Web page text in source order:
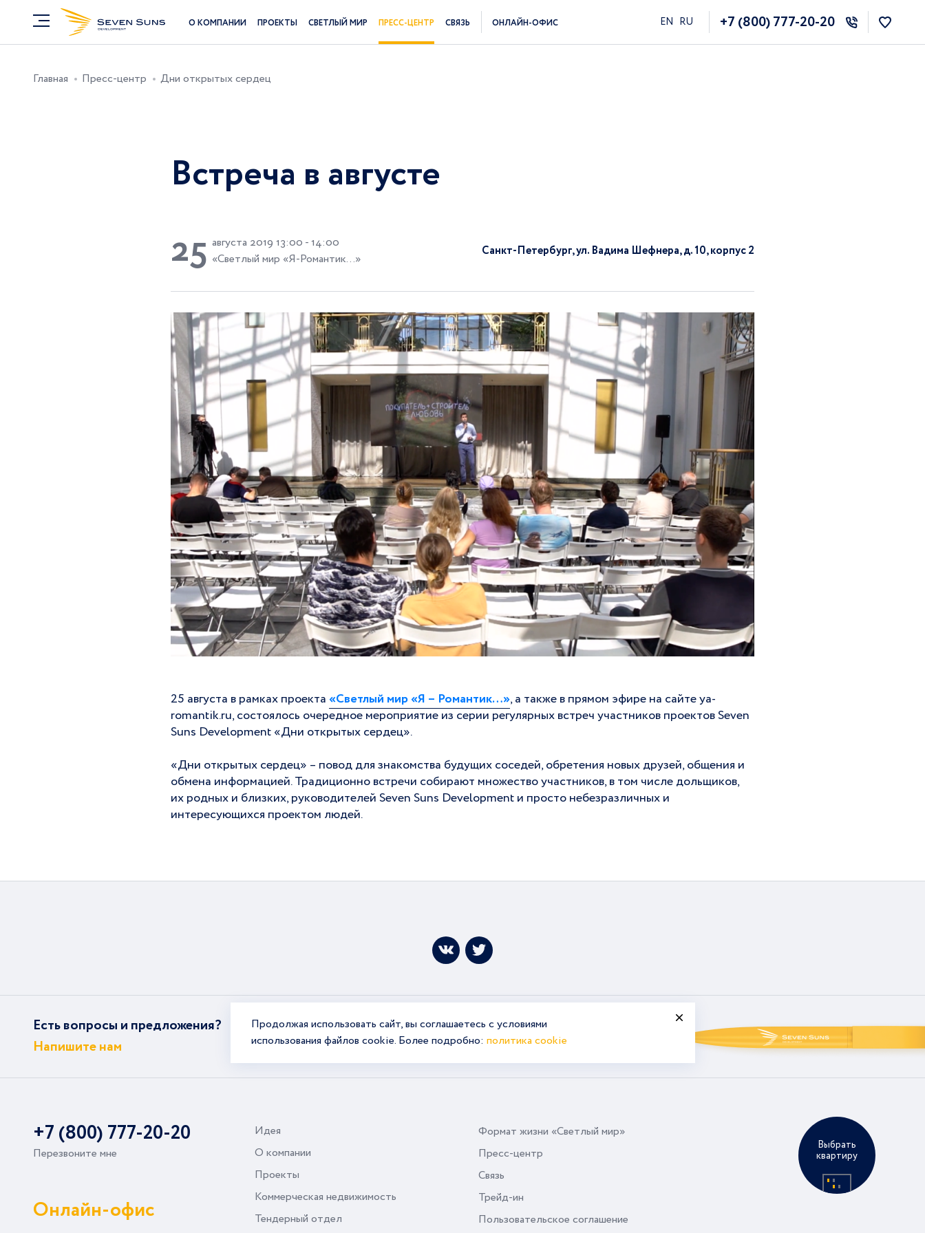
Продолжая использовать сайт, вы соглашаетесь с условиями
использования файлов cookie. Более подробно: политика cookie
О КОМПАНИИ ПРОЕКТЫ СВЕТЛЫЙ МИР ПРЕСС-ЦЕНТР СВЯЗЬ ОНЛАЙН-ОФИС EN RU +7 (800) 777-20-20
Выбрать
квартиру
Главная Пресс-центр Дни открытых сердец
Встреча в августе
25 августа 2019 13:00 - 14:00
«Светлый мир «Я-Романтик...»
Санкт-Петербург, ул. Вадима Шефнера, д. 10, корпус 2
25 августа в рамках проекта«Светлый мир «Я – Романтик…», а также в прямом эфире на сайте ya-
romantik.ru, состоялось очередное мероприятие из серии регулярных встреч участников проектов Seven
Suns Development «Дни открытых сердец».
«Дни открытых сердец» – повод для знакомства будущих соседей, обретения новых друзей, общения и
обмена информацией. Традиционно встречи собирают множество участников, в том числе дольщиков,
их родных и близких, руководителей Seven Suns Development и просто небезразличных и
интересующихся проектом людей.
Есть вопросы и предложения?
Напишите нам
+7 (800) 777-20-20
Перезвоните мне
Онлайн-офис
Идея
О компании
Проекты
Коммерческая недвижимость
Тендерный отдел
Формат жизни «Светлый мир»
Пресс-центр
Связь
Трейд-ин
Пользовательское соглашение